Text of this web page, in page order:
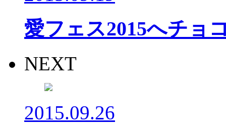
愛フェス2015へチョ
NEXT
2015.09.26